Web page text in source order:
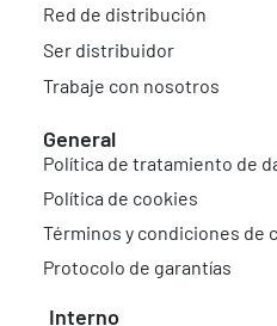
Red de distribución
Ser distribuidor
Trabaje con nosotros
General
Política de tratamiento de
Política de cookies
Términos y condiciones de
Protocolo de garantías
Interno